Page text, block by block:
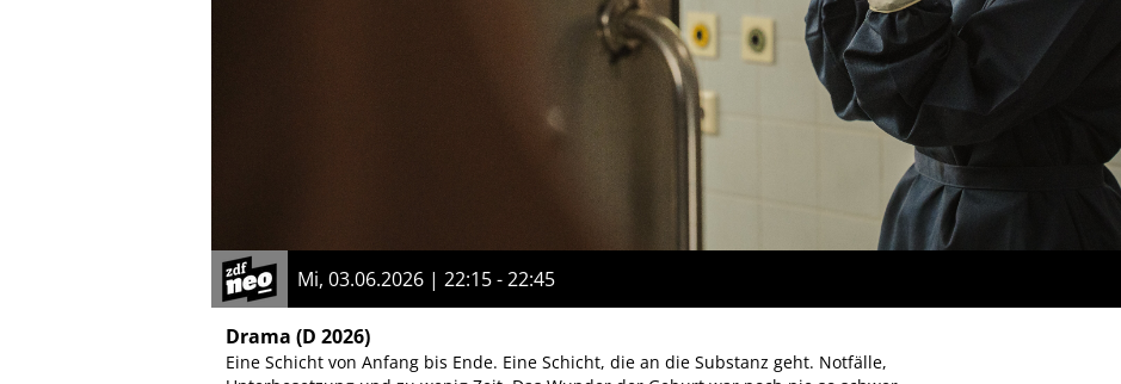
Mi, 03.06.2026 | 22:15 - 22:45
Drama (D 2026)
Eine Schicht von Anfang bis Ende. Eine Schicht, die an die Substanz geht. Notfälle,